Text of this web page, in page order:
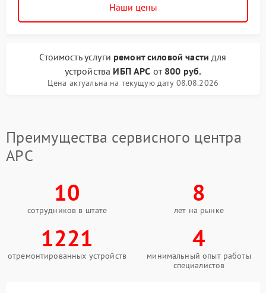
Наши цены
Стоимость услуги ремонт силовой части для
устройства ИБП APC от 800 руб.
Цена актуальна на текущую дату 08.08.2026
Преимущества сервисного центра
APC
10
сотрудников в штате
8
лет на рынке
1221
отремонтированных устройств
4
минимальный опыт работы
специалистов